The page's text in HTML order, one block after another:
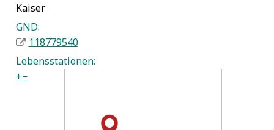
Kaiser
GND:
118779540
Lebensstationen:
+−